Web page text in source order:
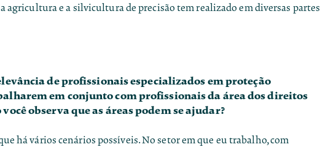
agricultura e a silvicultura de precisão tem realizado em diversas partes
de profissionais especializados em proteção
em conjunto com profissionais da área dos direitos
observa que as áreas podem se ajudar?
há vários cenários possíveis. No setor em que eu trabalho, com